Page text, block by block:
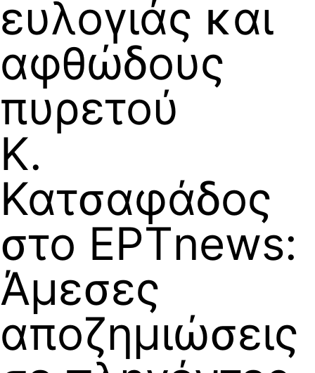
ευλογιάς και
αφθώδους
πυρετού
Κ.
Κατσαφάδος
στο ΕΡΤnews:
Άμεσες
αποζημιώσεις